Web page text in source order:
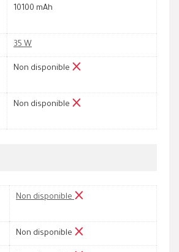
10100 mAh
35 W
Non disponible
Non disponible
Non disponible
Non disponible